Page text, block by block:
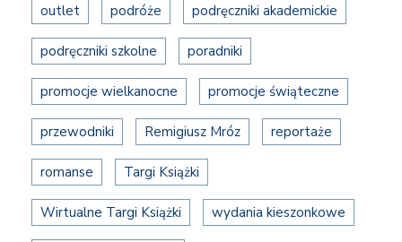
outlet podróże podręczniki akademickie
podręczniki szkolne poradniki
promocje wielkanocne promocje świąteczne
przewodniki Remigiusz Mróz reportaże
romanse Targi Książki
Wirtualne Targi Książki wydania kieszonkowe